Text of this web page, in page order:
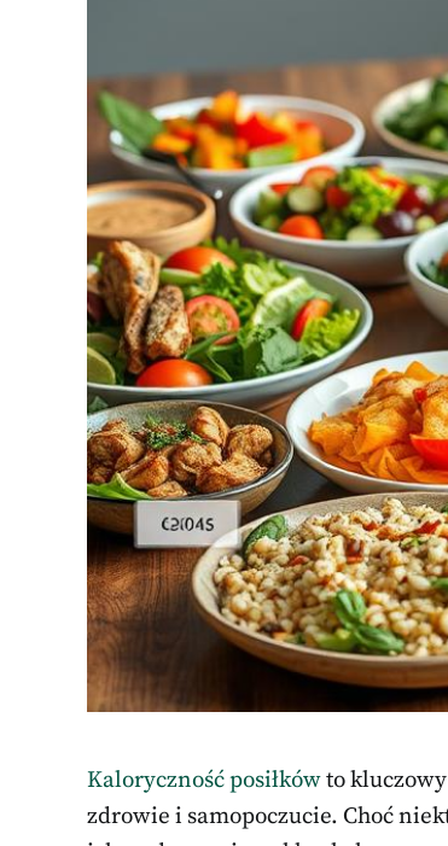
Kaloryczność posiłkówto
zdrowie i samopoczucie. Choć